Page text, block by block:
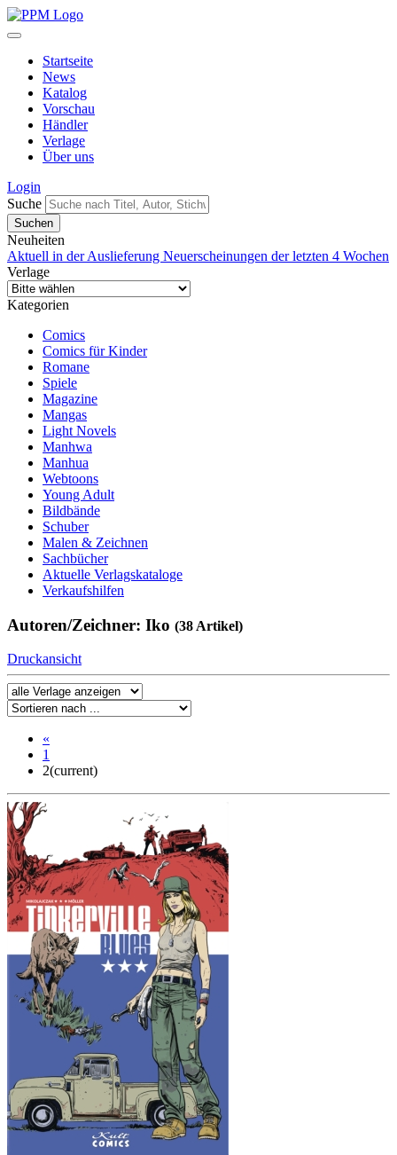
Startseite
News
Katalog
Vorschau
Händler
Verlage
Über uns
Login
Suche
Neuheiten
Aktuell in der Auslieferung Neuerscheinungen der letzten 4 Wochen
Verlage
Kategorien
Comics
Comics für Kinder
Romane
Spiele
Magazine
Mangas
Light Novels
Manhwa
Manhua
Webtoons
Young Adult
Bildbände
Schuber
Malen & Zeichnen
Sachbücher
Aktuelle Verlagskataloge
Verkaufshilfen
Autoren/Zeichner: Iko (38 Artikel)
Druckansicht
«
1
2(current)